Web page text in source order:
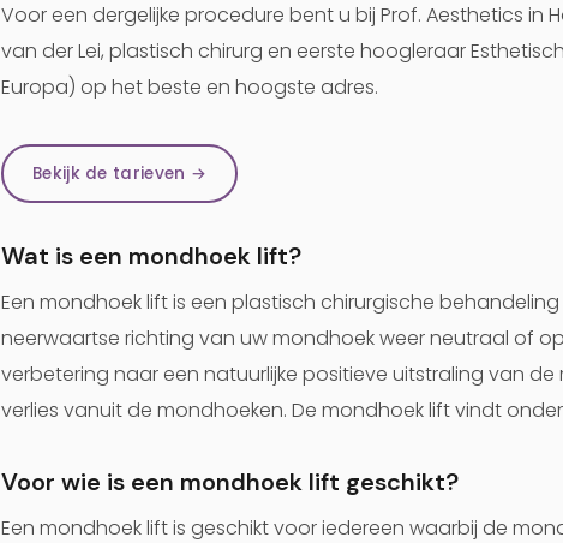
Voor een dergelijke procedure bent u bij Prof. Aesthetics in
van der Lei, plastisch chirurg en eerste hoogleraar
Europa) op het beste en hoogste adres.
Bekijk de tarieven →
Wat is een mondhoek lift?
Een mondhoek lift is een plastisch chirurgische
neerwaartse richting van uw mondhoek weer neutraal of
verbetering naar een natuurlijke positieve uitstraling van
verlies vanuit de mondhoeken. De mondhoek lift vindt
Voor wie is een mondhoek lift geschikt?
Een mondhoek lift is geschikt voor iedereen waarbij de